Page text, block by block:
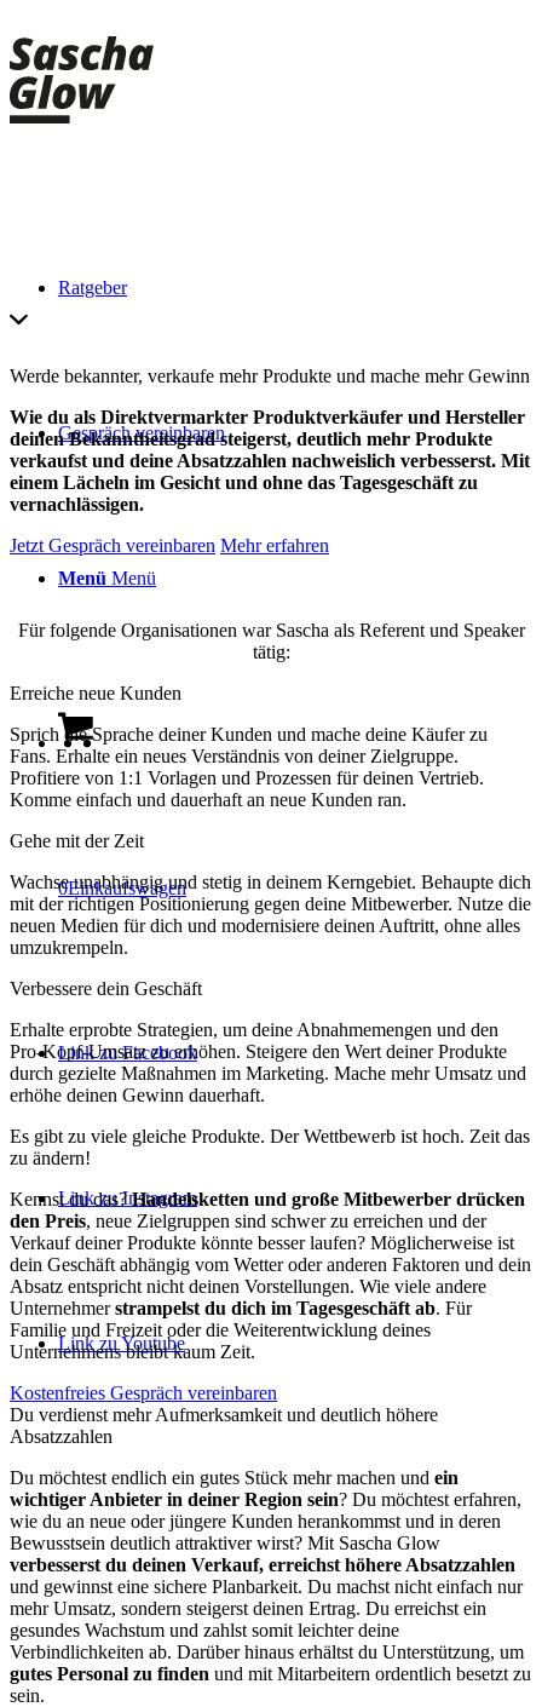
Ratgeber
Gespräch vereinbaren
Menü Menü
0Einkaufswagen
Link zu Facebook
Link zu Instagram
Link zu Youtube
Werde bekannter, verkaufe mehr Produkte und mache mehr Gewinn
Wie du als Direktvermarkter Produktverkäufer und Hersteller
deinen Bekanntheitsgrad steigerst, deutlich mehr Produkte
verkaufst und deine Absatzzahlen nachweislich verbesserst. Mit
einem Lächeln im Gesicht und ohne das Tagesgeschäft zu
vernachlässigen.
Jetzt Gespräch vereinbaren Mehr erfahren
Für folgende Organisationen war Sascha als Referent und Speaker
tätig:
Erreiche neue Kunden
Sprich die Sprache deiner Kunden und mache deine Käufer zu
Fans. Erhalte ein neues Verständnis von deiner Zielgruppe.
Profitiere von 1:1 Vorlagen und Prozessen für deinen Vertrieb.
Komme einfach und dauerhaft an neue Kunden ran.
Gehe mit der Zeit
Wachse unabhängig und stetig in deinem Kerngebiet. Behaupte dich
mit der richtigen Positionierung gegen deine Mitbewerber. Nutze die
neuen Medien für dich und modernisiere deinen Auftritt, ohne alles
umzukrempeln.
Verbessere dein Geschäft
Erhalte erprobte Strategien, um deine Abnahmemengen und den
Pro-Kopf-Umsatz zu erhöhen. Steigere den Wert deiner Produkte
durch gezielte Maßnahmen im Marketing. Mache mehr Umsatz und
erhöhe deinen Gewinn dauerhaft.
Es gibt zu viele gleiche Produkte. Der Wettbewerb ist hoch. Zeit das
zu ändern!
Kennst du das?Handelsketten und große Mitbewerber drücken
den Preis, neue Zielgruppen sind schwer zu erreichen und der
Verkauf deiner Produkte könnte besser laufen? Möglicherweise ist
dein Geschäft abhängig vom Wetter oder anderen Faktoren und dein
Absatz entspricht nicht deinen Vorstellungen. Wie viele andere
Unternehmerstrampelst du dich im Tagesgeschäft ab. Für
Familie und Freizeit oder die Weiterentwicklung deines
Unternehmens bleibt kaum Zeit.
Kostenfreies Gespräch vereinbaren
Du verdienst mehr Aufmerksamkeit und deutlich höhere
Absatzzahlen
Du möchtest endlich ein gutes Stück mehr machen und ein
wichtiger Anbieter in deiner Region sein? Du möchtest erfahren,
wie du an neue oder jüngere Kunden herankommst und in deren
Bewusstsein deutlich attraktiver wirst? Mit Sascha Glow
verbesserst du deinen Verkauf, erreichst höhere Absatzzahlen
und gewinnst eine sichere Planbarkeit. Du machst nicht einfach nur
mehr Umsatz, sondern steigerst deinen Ertrag. Du erreichst ein
gesundes Wachstum und zahlst somit leichter deine
Verbindlichkeiten ab. Darüber hinaus erhältst du Unterstützung, um
gutes Personal zu finden und mit Mitarbeitern ordentlich besetzt zu
sein.